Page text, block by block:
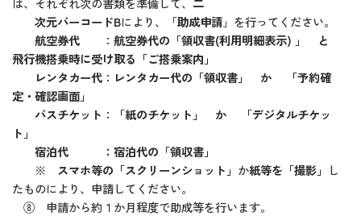
次元バーコードBにより、「助成申請」を行ってください。
航空券代 ： 航空券代の「領収書(利用明細表示) 」 と
飛行機搭乗時に受け取る「ご搭乗案内」
レンタカー代 ： レンタカー代の「領収書」 か 「予約確
定・確認画面」
バスチケット ：
「紙のチケット」 か 「デジタルチケッ
ト」
宿泊代 ：宿泊代の「領収書」
※ スマホ等の「スクリーンショット」 か紙等を「撮影」 し
たものにより、申請してください。
⑧ 申請から約１か月程度で助成等を行います。